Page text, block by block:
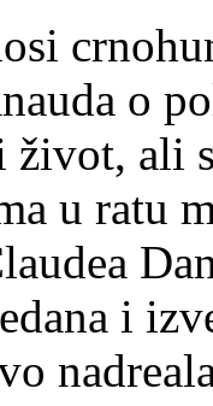
o
život, ali
u ratu
i